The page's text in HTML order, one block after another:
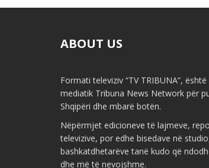
ABOUT US
Formati televiziv “TV TRIBUNA”,
mediatik Tribuna News Network për
Shqipëri dhe mbarë botën.
Nëpërmjet edicioneve të lajmeve,
televizive, por edhe bisedave në
bashkatdhetarëve tanë kudo që
dhe më të nevojshme.